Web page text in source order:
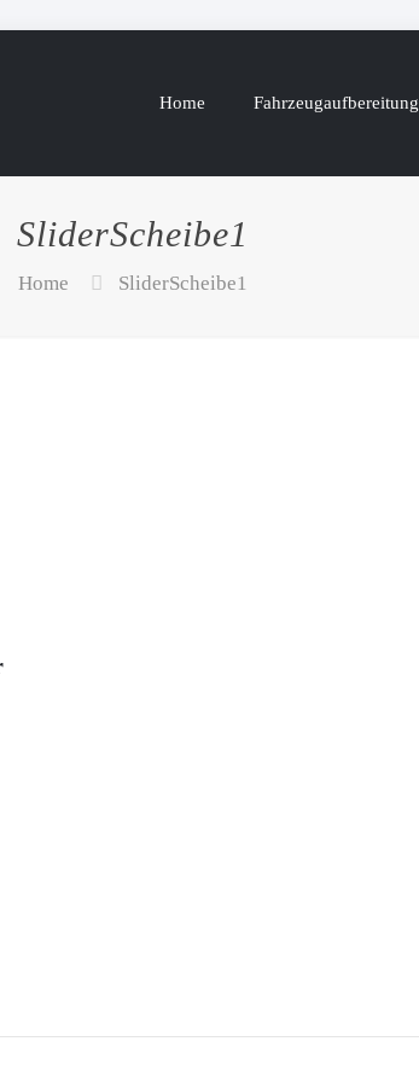
Home Fahrzeugaufbereitung
SliderScheibe1
Home SliderScheibe1